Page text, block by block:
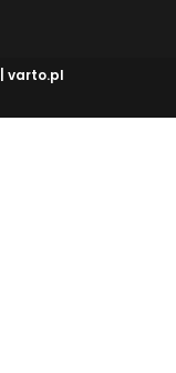
varto.pl